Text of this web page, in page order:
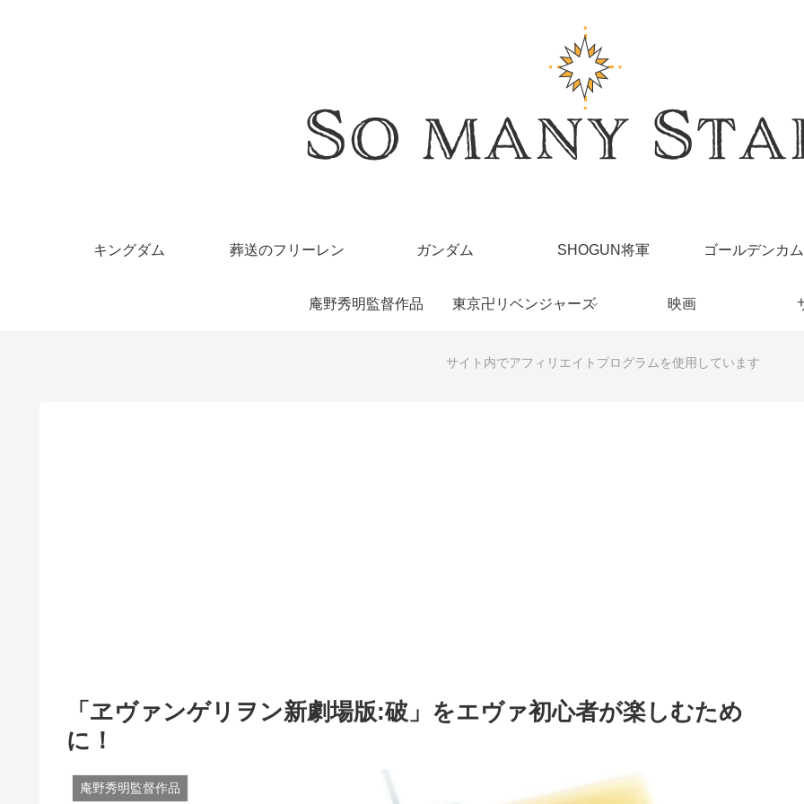
キングダム 葬送のフリーレン ガンダム SHOGUN将軍 ゴールデンカ
庵野秀明監督作品 東京卍リベンジャーズ 映画
サイト内でアフィリエイトプログラムを使用しています
「ヱヴァンゲリヲン新劇場版:破」をエヴァ初心者が楽しむため
に！
庵野秀明監督作品